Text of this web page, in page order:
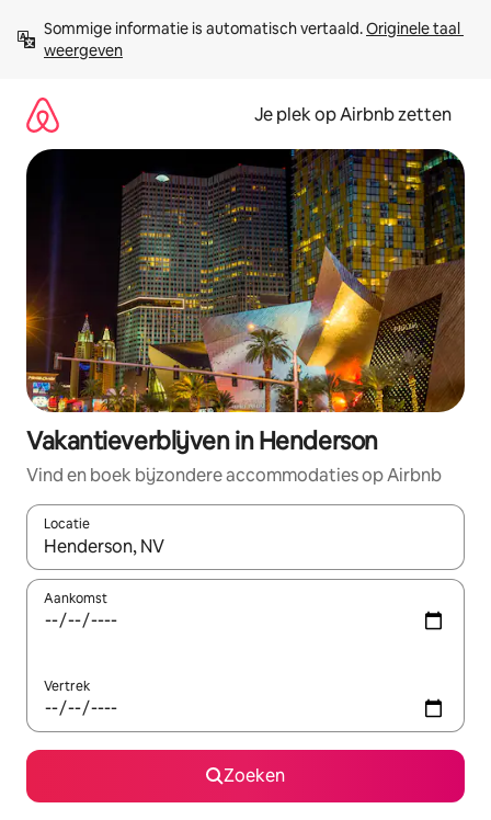
direct
naar
Sommige informatie is automatisch vertaald. Originele taal
weergeven
Je plek op Airbnb zetten
Vakantieverblijven in Henderson
Vind en boek bijzondere accommodaties op Airbnb
Locatie
Wanneer er resultaten beschikbaar zijn, maak je een keuze
Aankomst
Vertrek
Zoeken